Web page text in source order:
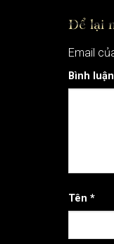
Để lại
Email
Bình luận
Tên *